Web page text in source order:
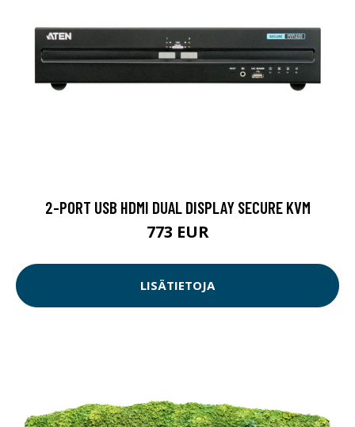
2-PORT USB HDMI DUAL DISPLAY SECURE KVM
773 EUR
LISÄTIETOJA